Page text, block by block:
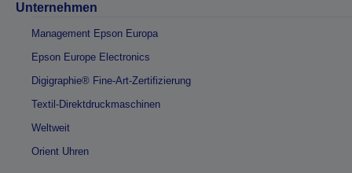
Unternehmen
Management Epson Europa
Epson Europe Electronics
Digigraphie® Fine-Art-Zertifizierung
Textil-Direktdruckmaschinen
Weltweit
Orient Uhren